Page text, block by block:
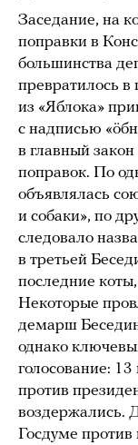
Заседание, на
поправки в
большинства
превратилось
из «Яблока»
с надписью
в главный
поправок. По
объявлялась
и собаки», по
следовало
в третьей
последние
Некоторые
демарш
однако
голосование: 13
против
воздержались.
Госдуме против